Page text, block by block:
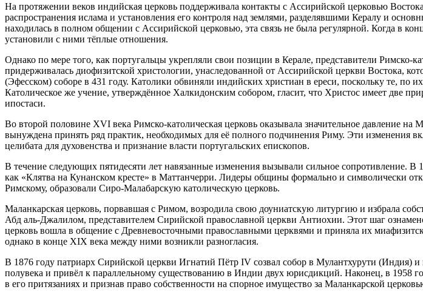
На протяжении веков индийская церковь поддерживала контакты с Ассирийской церковью Востока
распространения ислама и установления его контроля над землями, разделявшими Кералу и
находилась в полном общении с Ассирийской церковью, эта связь не была регулярной. Когда в
установили с ними тёплые отношения.
Однако по мере того, как португальцы укрепляли свои позиции в Керале, представители Римско-
придерживалась диофизитской христологии, унаследованной от Ассирийской церкви Востока,
(Эфесском) соборе в 431 году. Католики обвиняли индийских христиан в ереси, поскольку те,
Католическое же учение, утверждённое Халкидонским собором, гласит, что Христос имеет две
ипостаси.
Во второй половине XVI века Римско-католическая церковь оказывала значительное давление на
вынуждена принять ряд практик, необходимых для её полного подчинения Риму. Эти изменения
целибата для духовенства и признание власти португальских епископов.
В течение следующих пятидесяти лет навязанные изменения вызывали сильное сопротивление. В
как «Клятва на Кунанском кресте» в Маттанчерри. Лидеры общины формально и символически
Римскому, образовали Сиро-Малабарскую католическую церковь.
Маланкарская церковь, порвавшая с Римом, возродила свою доуниатскую литургию и избрала
Абд аль-Джалилом, представителем Сирийской православной церкви Антиохии. Этот шаг
церковь вошла в общение с Древневосточными православными церквями и приняла их
однако в конце XIX века между ними возникли разногласия.
В 1876 году патриарх Сирийской церкви Игнатий Пётр IV созвал собор в Мулантхурути (Индия)
полувека и привёл к параллельному существованию в Индии двух юрисдикций. Наконец, в 1958
в его притязаниях и признав право собственности на спорное имущество за Маланкарской